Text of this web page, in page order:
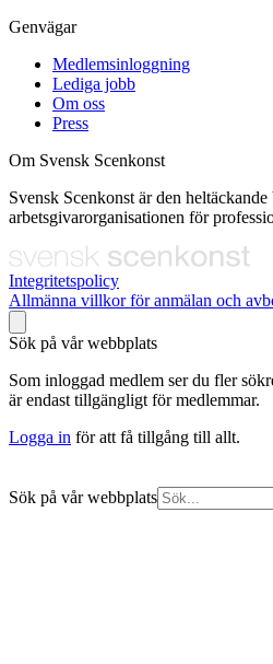
Genvägar
Medlemsinloggning
Lediga jobb
Om oss
Press
Om Svensk Scenkonst
Svensk Scenkonst är den heltäckande
arbetsgivarorganisationen för
Integritetspolicy
Allmänna villkor för anmälan och
Sök på vår webbplats
Som inloggad medlem ser du fler
är endast tillgängligt för medlemmar.
Logga in för att få tillgång till allt.
Sök på vår webbplats